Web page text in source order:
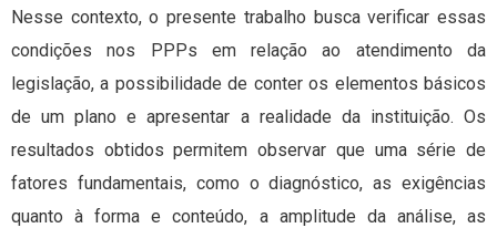
Nesse contexto, o presente trabalho busca verificar essas
condições nos PPPs em relação ao atendimento da
legislação, a possibilidade de conter os elementos básicos
de um plano e apresentar a realidade da instituição. Os
resultados obtidos permitem observar que uma série de
fatores fundamentais, como o diagnóstico, as exigências
quanto à forma e conteúdo, a amplitude da análise, as